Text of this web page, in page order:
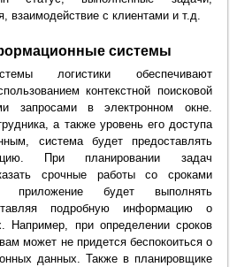
взаимодействие с клиентами и т.д.
системы
логистики обеспечивают
контекстной поисковой
запросами в электронном окне.
а также уровень его доступа
система будет предоставлять
При планировании задач
срочные работы со сроками
приложение будет выполнять
подробную информацию о
Например, при определении сроков
может не придется беспокоиться о
данных. Также в планировщике